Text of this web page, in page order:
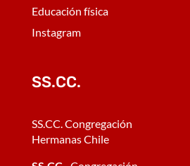
Educación física
Instagram
SS.CC.
SS.CC. Congregación
Hermanas Chile